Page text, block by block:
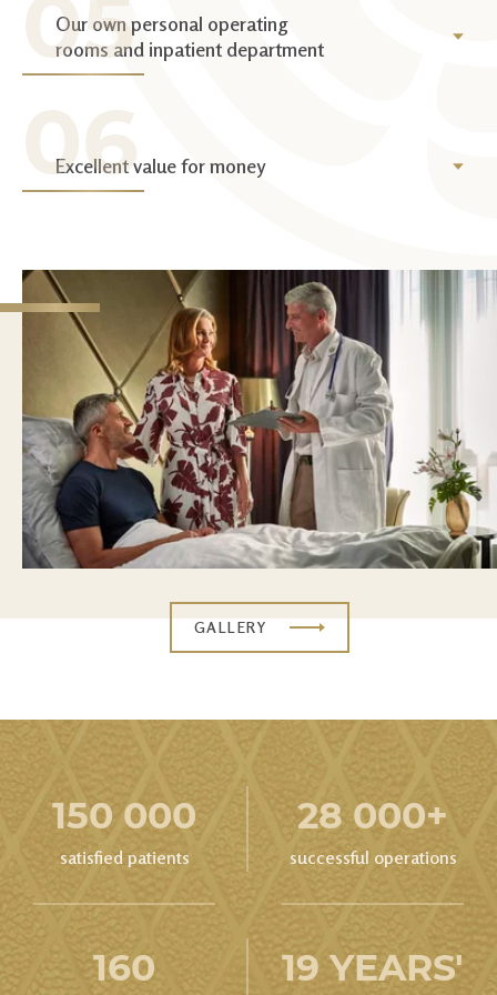
Our own personal operating
rooms and inpatient department
Excellent value for money
GALLERY
150 000
satisfied patients
28 000+
successful operations
160 19 YEARS'